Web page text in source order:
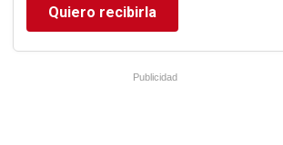
Quiero recibirla
Publicidad